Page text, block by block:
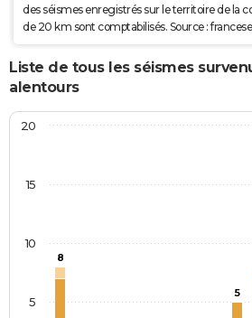
des séismes enregistrés sur le territoire de la
de 20 km sont comptabilisés. Source :
Liste de tous les séismes
alentours
8
5
5
10
15
20